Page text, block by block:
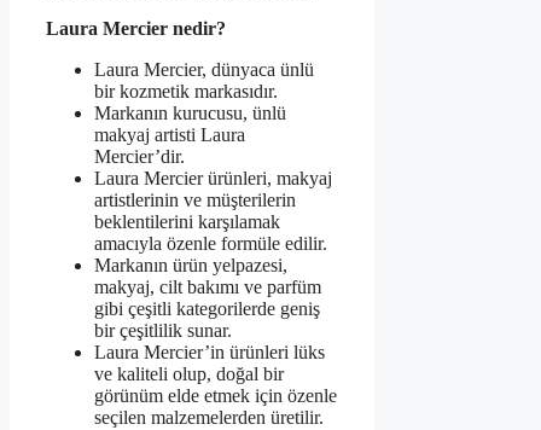
Laura Mercier nedir?
Laura Mercier, dünyaca ünlü
bir kozmetik markasıdır.
Markanın kurucusu, ünlü
makyaj artisti Laura
Mercier’dir.
Laura Mercier ürünleri, makyaj
artistlerinin ve müşterilerin
beklentilerini karşılamak
amacıyla özenle formüle edilir.
Markanın ürün yelpazesi,
makyaj, cilt bakımı ve parfüm
gibi çeşitli kategorilerde geniş
bir çeşitlilik sunar.
Laura Mercier’in ürünleri lüks
ve kaliteli olup, doğal bir
görünüm elde etmek için özenle
seçilen malzemelerden üretilir.